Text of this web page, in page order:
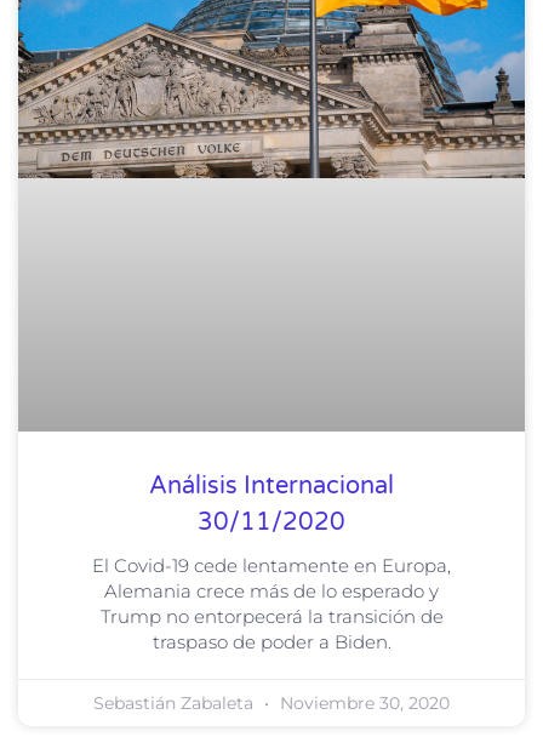
Análisis Internacional
30/11/2020
El Covid-19 cede lentamente en Europa,
Alemania crece más de lo esperado y
Trump no entorpecerá la transición de
traspaso de poder a Biden.
Sebastián Zabaleta Noviembre 30, 2020